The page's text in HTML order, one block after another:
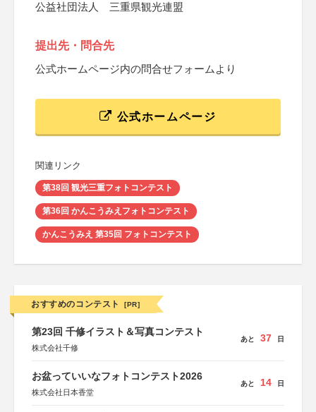
公益社団法人 三重県観光連盟
提出先・問合先
公式ホームページ内の問合せフォームより
公式ホームページ
関連リンク
第38回 観光三重フォトコンテスト
第36回 かんこうみえフォトコンテスト
かんこうみえ 第35回 フォトコンテスト
おすすめのコンテスト [PR]
第23回 千修イラスト＆写真コンテスト
株式会社千修
あと 37 日
お盆っていいなフォトコンテスト2026
株式会社日本香堂
あと 14 日